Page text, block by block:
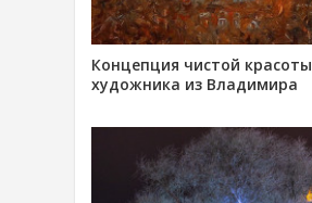
Концепция чистой красоты
художника из Владимира